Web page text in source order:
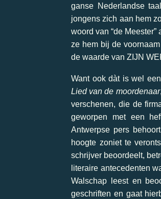
ganse Nederlandse
jongens zich aan hem
woord van “de
ze hem bij de
de waarde van ZIJN
Want ook dàt is wel
Lied van de moordenaar
verschenen, die de
geworpen met een
Antwerpse pers
hoogte zoniet te
schrijver beoordeelt,
literaire antecedenten
Walschap leest en
geschriften en gaat